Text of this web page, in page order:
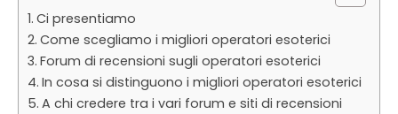
Ci presentiamo
Come scegliamo i migliori operatori esoterici
Forum di recensioni sugli operatori esoterici
In cosa si distinguono i migliori operatori esoterici
A chi credere tra i vari forum e siti di recensioni